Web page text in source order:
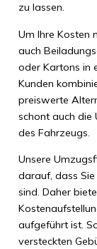
zu lassen.
Um Ihre Kosten
auch
oder Kartons in
Kunden
preiswerte
schont auch die
des Fahrzeugs.
Unsere
darauf, dass
sind. Daher
aufgeführt ist.
versteckten